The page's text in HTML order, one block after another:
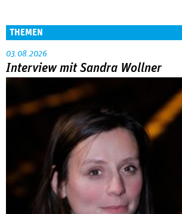
THEMEN
03.08.2026
Interview mit Sandra Wollner